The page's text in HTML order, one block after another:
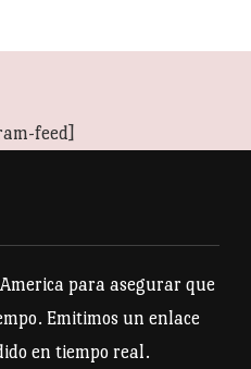
de
tiene
Las
elegir
en
la
feed]
para asegurar que
Emitimos un enlace
en tiempo real.